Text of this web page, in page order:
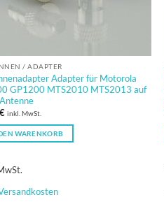
/ ADAPTER
Adapter für Motorola
GP1200 MTS2010 MTS2013 auf
€ inkl. MwSt.
WARENKORB